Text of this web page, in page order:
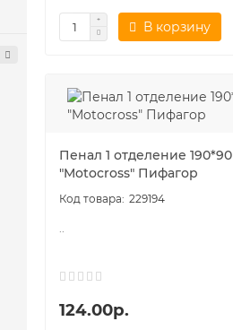
В корзину
Пенал 1 отделение 190*90
"Motocross" Пифагор
229194
124.00р.